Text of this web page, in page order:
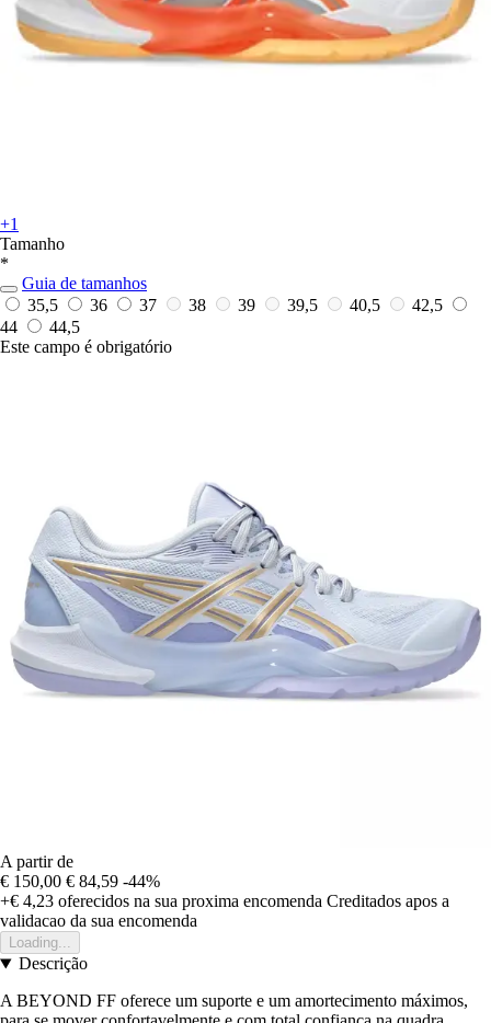
+1
Tamanho
*
Guia de tamanhos
35,5
36 37 38 39 39,5 40,5
42,5
44
44,5
Este campo é obrigatório
A partir de
€ 150,00 € 84,59 -44%
+€ 4,23 oferecidos na sua proxima encomenda Creditados apos a
validacao da sua encomenda
Loading...
Descrição
A BEYOND FF oferece um suporte e um amortecimento máximos,